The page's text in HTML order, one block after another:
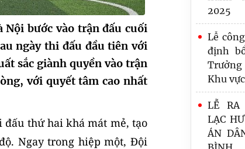
bước vào trận đấu cuối
ngày thi đấu đầu tiên với
sắc giành quyền vào trận
với quyết tâm cao nhất
thứ hai khá mát mẻ, tạo
Ngay trong hiệp một, Đội
văn
hành
kiện
báo thi
Quy
về thi
Một số
về
chức
Lễ
định
Khu
LỄ RA
LẠC
ÁN
BÌNH